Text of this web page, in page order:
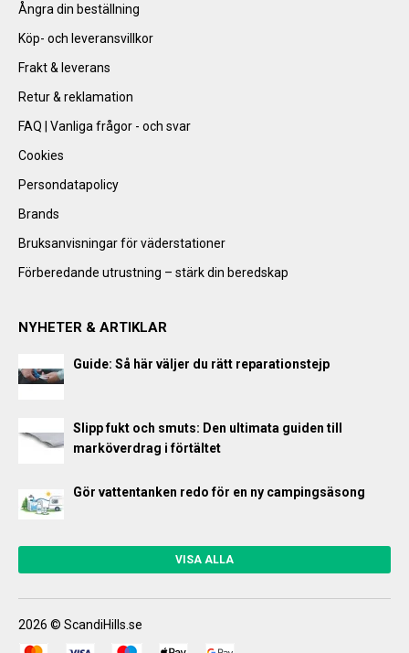
Ångra din beställning
Köp- och leveransvillkor
Frakt & leverans
Retur & reklamation
FAQ | Vanliga frågor - och svar
Cookies
Persondatapolicy
Brands
Bruksanvisningar för väderstationer
Förberedande utrustning – stärk din beredskap
NYHETER & ARTIKLAR
Guide: Så här väljer du rätt reparationstejp
Slipp fukt och smuts: Den ultimata guiden till
marköverdrag i förtältet
Gör vattentanken redo för en ny campingsäsong
VISA ALLA
2026 © ScandiHills.se